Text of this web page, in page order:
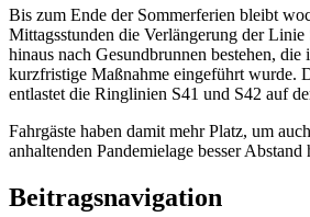
Bis zum Ende der Sommerferien bleibt
Mittagsstunden die Verlängerung der Linie
hinaus nach Gesundbrunnen bestehen, die
kurzfristige Maßnahme eingeführt wurde.
entlastet die Ringlinien S41 und S42 auf
Fahrgäste haben damit mehr Platz, um
anhaltenden Pandemielage besser
Beitragsnavigation